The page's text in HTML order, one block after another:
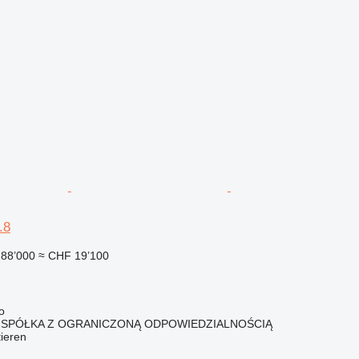
≈ CHF 19’100
Z OGRANICZONĄ ODPOWIEDZIALNOŚCIĄ